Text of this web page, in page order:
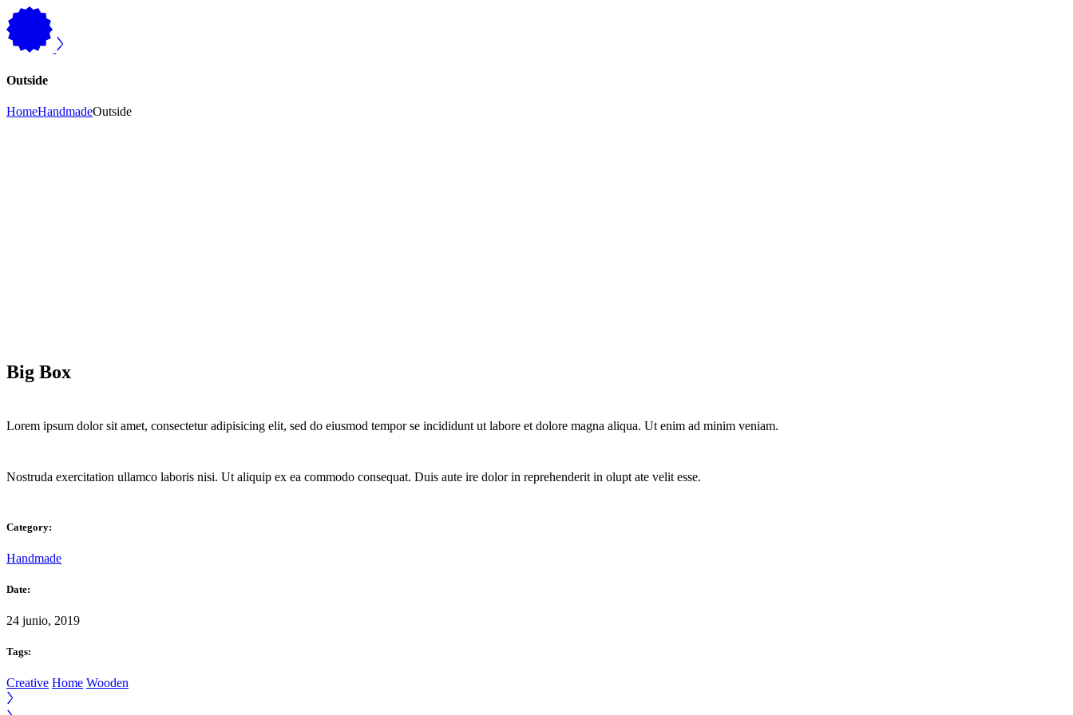
Outside
HomeHandmadeOutside
Big Box
Lorem ipsum dolor sit amet, consectetur adipisicing elit, sed do eiusmod tempor se incididunt ut labore et dolore magna aliqua. Ut enim ad minim veniam.
Nostruda exercitation ullamco laboris nisi. Ut aliquip ex ea commodo consequat. Duis aute ire dolor in reprehenderit in olupt ate velit esse.
Category:
Handmade
Date:
24 junio, 2019
Tags:
Creative Home Wooden